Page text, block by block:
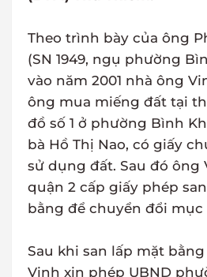
Theo trình bày của ông
(SN 1949, ngụ phường
vào năm 2001 nhà ông
ông mua miếng đất tại
đồ số 1 ở phường Bình
bà Hồ Thị Nao, có giấy
sử dụng đất. Sau đó ông
quận 2 cấp giấy phép
bằng để chuyển đổi mục
Sau khi san lấp mặt
Vinh xin phép UBND